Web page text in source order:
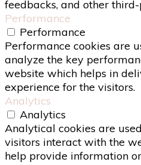
feedbacks, and other
Performance
Performance
Performance cookies are
analyze the key
website which helps in
experience for the visitors.
Analytics
Analytics
Analytical cookies are
visitors interact with the
help provide information